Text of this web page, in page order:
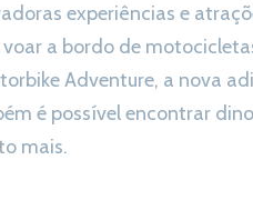
experiências e
a bordo de
Adventure, a nova
é possível encontrar
mais.